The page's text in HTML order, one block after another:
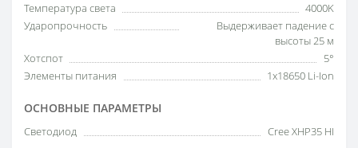
Температура света
4000K
Ударопрочность
Выдерживает падение с
высоты 25 м
Хотспот
5°
Элементы питания
1x18650 Li-Ion
ОСНОВНЫЕ ПАРАМЕТРЫ
Светодиод Cree XHP35 HI